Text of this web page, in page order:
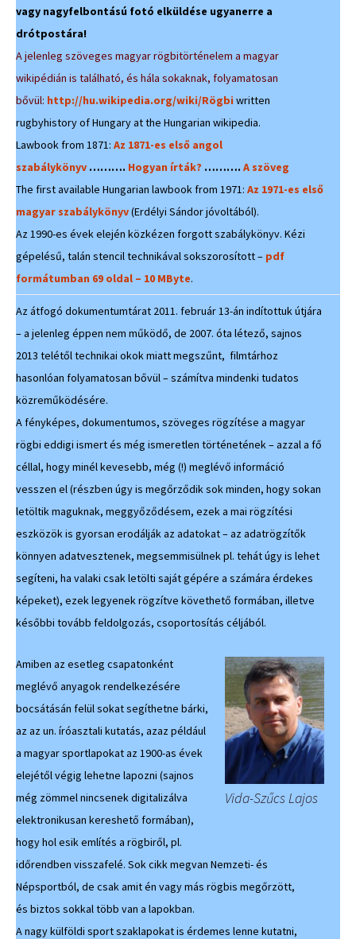
vagy nagyfelbontású fotó elküldése ugyanerre a
drótpostára!
A jelenleg szöveges magyar rögbitörténelem a magyar
wikipédián is található, és hála sokaknak, folyamatosan
bővül: http://hu.wikipedia.org/wiki/Rögbiwritten
rugbyhistory of Hungary at the Hungarian wikipedia.
Lawbook from 1871: Az 1871-es első angol
szabálykönyv ………. Hogyan írták? ………. A szöveg
The first available Hungarian lawbook from 1971: Az 1971-es első
magyar szabálykönyv(Erdélyi Sándor jóvoltából).
Az 1990-es évek elején közkézen forgott szabálykönyv. Kézi
gépelésű, talán stencil technikával sokszorosított – pdf
formátumban 69 oldal – 10 MByte.
Az átfogó dokumentumtárat 2011. február 13-án indítottuk útjára
– a jelenleg éppen nem működő, de 2007. óta létező, sajnos
2013 telétől technikai okok miatt megszűnt, filmtárhoz
hasonlóan folyamatosan bővül – számítva mindenki tudatos
közreműködésére.
A fényképes, dokumentumos, szöveges rögzítése a magyar
rögbi eddigi ismert és még ismeretlen történetének – azzal a fő
céllal, hogy minél kevesebb, még (!) meglévő információ
vesszen el (részben úgy is megőrződik sok minden, hogy sokan
letöltik maguknak, meggyőződésem, ezek a mai rögzítési
eszközök is gyorsan erodálják az adatokat – az adatrögzítők
könnyen adatvesztenek, megsemmisülnek pl. tehát úgy is lehet
segíteni, ha valaki csak letölti saját gépére a számára érdekes
képeket), ezek legyenek rögzítve követhető formában, illetve
későbbi tovább feldolgozás, csoportosítás céljából.
Vida-Szűcs Lajos
Amiben az esetleg csapatonként
meglévő anyagok rendelkezésére
bocsátásán felül sokat segíthetne bárki,
az az un. íróasztali kutatás, azaz például
a magyar sportlapokat az 1900-as évek
elejétől végig lehetne lapozni (sajnos
még zömmel nincsenek digitalizálva
elektronikusan kereshető formában),
hogy hol esik említés a rögbiről, pl.
időrendben visszafelé. Sok cikk megvan Nemzeti- és
Népsportból, de csak amit én vagy más rögbis megőrzött,
és biztos sokkal több van a lapokban.
A nagy külföldi sport szaklapokat is érdemes lenne kutatni,